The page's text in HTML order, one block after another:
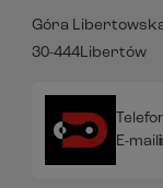
Góra
30-444Libertów
E-mail